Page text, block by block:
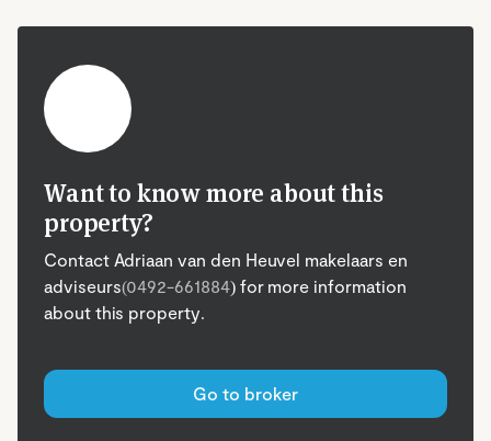
Want to know more about this
property?
Contact Adriaan van den Heuvel makelaars en
adviseurs(0492-661884) for more information
about this property.
Go to broker